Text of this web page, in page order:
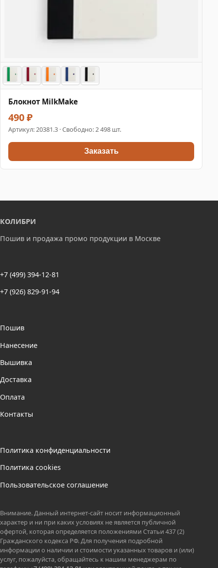
Блокнот MilkMake
490 ₽
Артикул:20381.3 · Свободно: 2 498 шт.
Заказать
КОЛИБРИ
Пошив и продажа промо продукции в Москве
+7 (499) 394-12-81
+7 (926) 829-91-94
Пошив
Нанесение
Вышивка
Доставка
Оплата
Контакты
Политика конфиденциальности
Политика cookies
Пользовательское соглашение
Внимание. Данный интернет-сайт носит информационный
характер и ни при каких условиях не является публичной
офертой, которая определяется положениями Статьи 437 (2)
Гражданского кодекса РФ. Для получения подробной
информации о наличии и стоимости указанных товаров и (или)
услуг, пожалуйста, обращайтесь к нашим менеджерам по